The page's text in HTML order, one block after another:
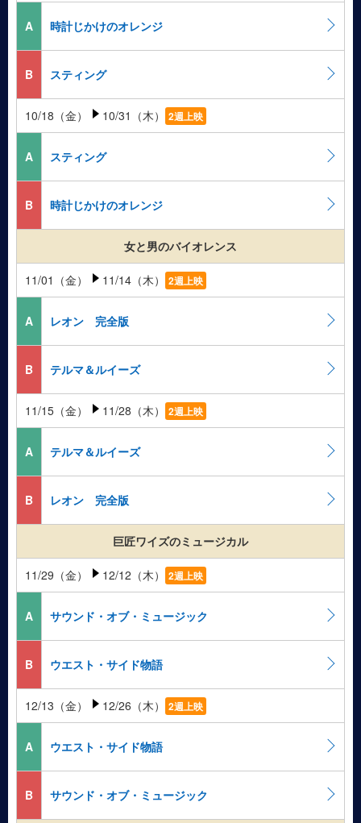
A 時計じかけのオレンジ
B スティング
10/18（金） 10/31（木） 2週上映
A スティング
B 時計じかけのオレンジ
女と男のバイオレンス
11/01（金） 11/14（木） 2週上映
A レオン 完全版
B テルマ＆ルイーズ
11/15（金） 11/28（木） 2週上映
A テルマ＆ルイーズ
B レオン 完全版
巨匠ワイズのミュージカル
11/29（金） 12/12（木） 2週上映
A サウンド・オブ・ミュージック
B ウエスト・サイド物語
12/13（金） 12/26（木） 2週上映
A ウエスト・サイド物語
B サウンド・オブ・ミュージック